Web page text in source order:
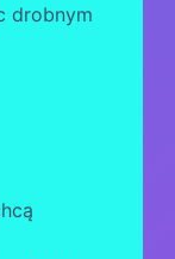
drobnym